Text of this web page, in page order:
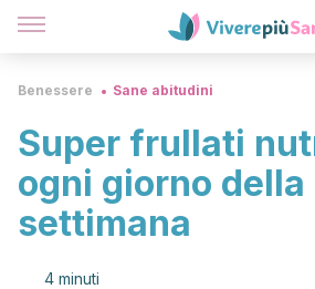
Benessere Sane abitudini
Super frullati
ogni giorno della
settimana
4 minuti